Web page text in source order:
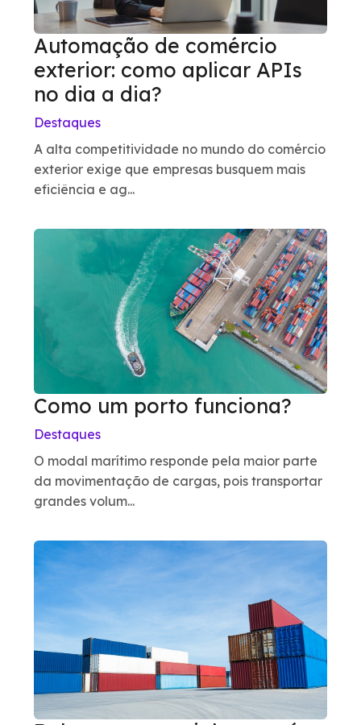
Automação de comércio
exterior: como aplicar APIs
no dia a dia?
Destaques
A alta competitividade no mundo do comércio
exterior exige que empresas busquem mais
eficiência e ag...
Como um porto funciona?
Destaques
O modal marítimo responde pela maior parte
da movimentação de cargas, pois transportar
grandes volum...